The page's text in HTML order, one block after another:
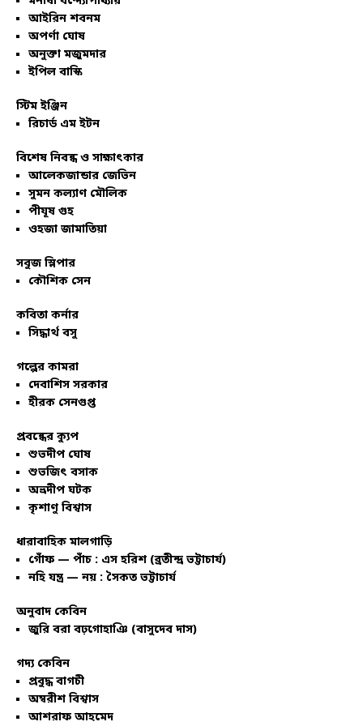
আইরিন শবনম
অপর্ণা ঘোষ
অনুক্তা মজুমদার
ইপিল বাস্কি
স্টিম ইঞ্জিন
রিচার্ড এম ইটন
বিশেষ নিবন্ধ ও সাক্ষাৎকার
আলেকজান্ডার জেভিন
সুমন কল্যাণ মৌলিক
পীযূষ গুহ
ওহজা জামাতিয়া
সবুজ স্লিপার
কৌশিক সেন
কবিতা কর্নার
সিদ্ধার্থ বসু
গল্পের কামরা
দেবাশিস সরকার
হীরক সেনগুপ্ত
প্রবন্ধের ক্যুপ
শুভদীপ ঘোষ
শুভজিৎ বসাক
অভ্রদীপ ঘটক
কৃশাণু বিশ্বাস
ধারাবাহিক মালগাড়ি
গোঁফ — পাঁচ : এস হরিশ (ব্রতীন্দ্র ভট্টাচার্য)
নহি যন্ত্র — নয় : সৈকত ভট্টাচার্য
অনুবাদ কেবিন
জুরি বরা বঢ়গোহাঞি (বাসুদেব দাস)
গদ্য কেবিন
প্রবুদ্ধ বাগচী
অম্বরীশ বিশ্বাস
আশরাফ আহমেদ